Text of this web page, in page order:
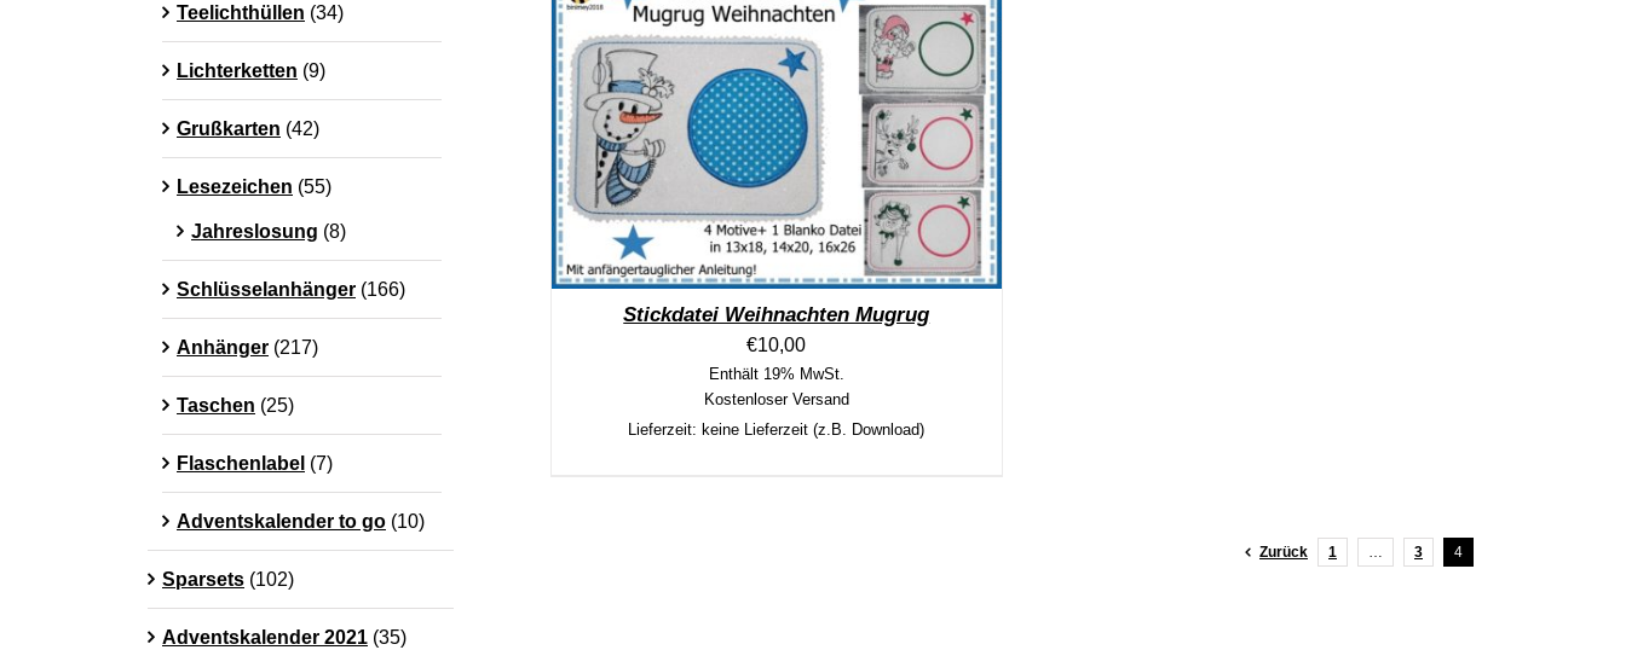
Stickdatei Weihnachten Mugrug
€10,00
Enthält 19% MwSt.
Kostenloser Versand
Lieferzeit: keine Lieferzeit (z.B. Download)
Zurück 1 … 3 4
Teelichthüllen (34)
Lichterketten (9)
Grußkarten (42)
Lesezeichen (55)
Jahreslosung (8)
Schlüsselanhänger (166)
Anhänger (217)
Taschen (25)
Flaschenlabel (7)
Adventskalender to go (10)
Sparsets (102)
Adventskalender 2021 (35)